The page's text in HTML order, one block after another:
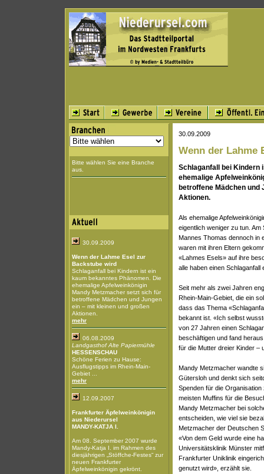
Bitte wählen Sie eine Branche
aus.
30.09.2009
Wenn der Lahme Esel zur
Backstube wird
Schlaganfall bei Kindern ist ein
kaum bekanntes Phänomen. Die
ehemalige Apfelweinkönigin
Mandy Metzmacher setzt sich für
betroffene Mädchen und Jungen
ein – mit kleinen und großen
Aktionen.
mehr
06.08.2009
Landgasthof Alte Papiermühle
HESSENSCHAU
Schöne Ferien zu Hause:
Ausflugstipps im Rhein-Main-
Gebiet ...
mehr
12.09.2007
Frankfurter Äpfelweinkönigin
aus Niederursel
MANDY-KATJA I.
Am 08. September 2007 wurde
Mandy-Katja I. im Rahmen des
diesjährigen „Stöffche-Festes“ zur
neuen Frankfurter
Äpfelweinkönigin gekrönt.
30.09.2009
Wenn der Lahme
Schlaganfall bei Kindern
ehemalige
betroffene Mädchen und
Aktionen.
Als ehemalige
eigentlich weniger zu tun.
Mannes Thomas dennoch in
waren mit ihren Eltern
«Lahmes Esels» auf ihre
alle haben einen Schlaganfall
Seit mehr als zwei Jahren
Rhein-Main-Gebiet, die ein
dass das Thema
bekannt ist. «Ich selbst
von 27 Jahren einen
beschäftigen und fand
für die Mutter dreier Kinder –
Mandy Metzmacher wandte
Gütersloh und denkt sich
Spenden für die
meisten Muffins für die
Mandy Metzmacher bei
entscheiden, wie viel sie
Metzmacher der Deutschen
«Von dem Geld wurde eine
Universitätsklinik Münster
Frankfurter Uniklinik
genutzt wird», erzählt sie.